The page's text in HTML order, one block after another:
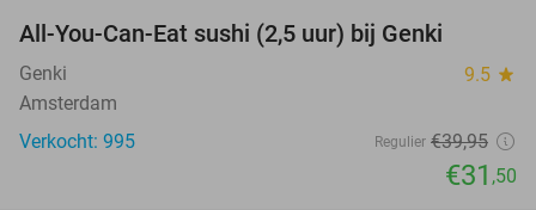
All-You-Can-Eat sushi (2,5 uur) bij Genki
Genki 9.5 star
Amsterdam
Verkocht: 995
Regulier €39,95
€31 ,50